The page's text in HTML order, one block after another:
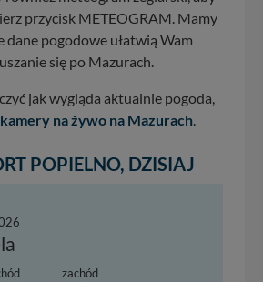
przycisk METEOGRAM. Mamy
dane pogodowe ułatwią Wam
się po Mazurach.
jak wygląda aktualnie pogoda,
kamery na żywo na Mazurach.
POPIELNO, DZISIAJ
zachód